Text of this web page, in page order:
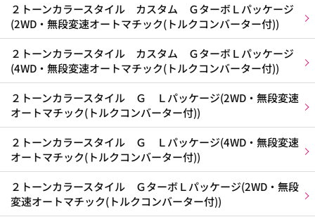
２トーンカラースタイル カスタム ＧターボＬパッケージ
(2WD・無段変速オートマチック(トルクコンバーター付))
２トーンカラースタイル カスタム ＧターボＬパッケージ
(4WD・無段変速オートマチック(トルクコンバーター付))
２トーンカラースタイル Ｇ Ｌパッケージ(2WD・無段変速
オートマチック(トルクコンバーター付))
２トーンカラースタイル Ｇ Ｌパッケージ(4WD・無段変速
オートマチック(トルクコンバーター付))
２トーンカラースタイル ＧターボＬパッケージ(2WD・無段
変速オートマチック(トルクコンバーター付))